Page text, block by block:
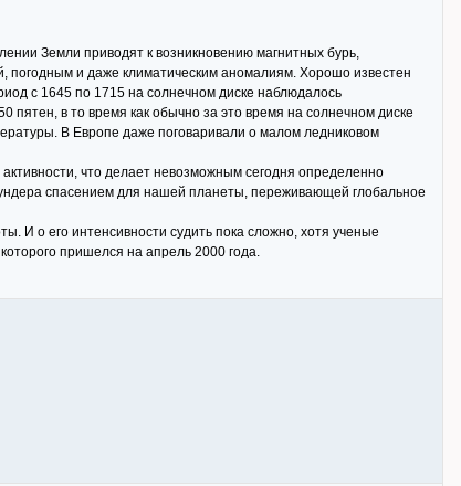
Земли приводят к возникновению магнитных бурь,
погодным и даже климатическим аномалиям. Хорошо известен
с 1645 по 1715 на солнечном диске наблюдалось
пятен, в то время как обычно за это время на солнечном диске
В Европе даже поговаривали о малом ледниковом
что делает невозможным сегодня определенно
спасением для нашей планеты, переживающей глобальное
И о его интенсивности судить пока сложно, хотя ученые
пришелся на апрель 2000 года.